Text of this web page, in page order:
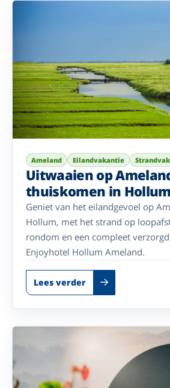
Ameland Eilandvakantie
Uitwaaien op
thuiskomen in Hollum
Geniet van het eilandgevoel op
Hollum, met het strand op
rondom en een compleet
Enjoyhotel Hollum Ameland.
Lees verder